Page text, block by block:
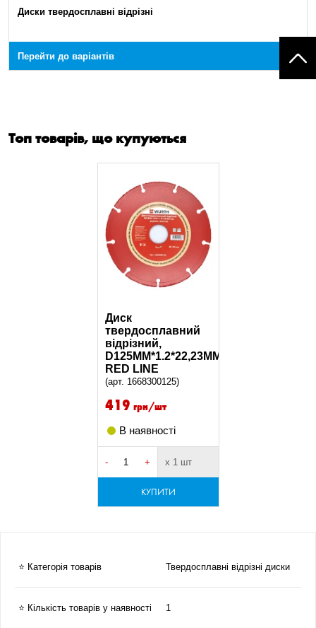
Диски твердосплавні відрізні
Перейти до варіантів
Топ товарів, що купуються
Диск
твердосплавний
відрізний,
D125MM*1.2*22,23MM,
RED LINE
(арт. 1668300125)
419 грн/шт
В наявності
- + х 1 шт
КУПИТИ
⭐ Категорія товарів Твердосплавні відрізні диски
⭐ Кількість товарів у наявності 1